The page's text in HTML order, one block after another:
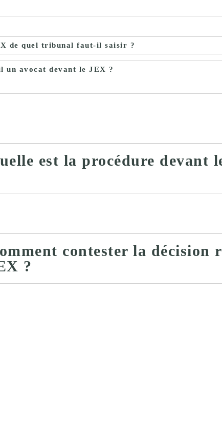
de quel tribunal faut-il saisir ?
un avocat devant le JEX ?
est la procédure devant
contester la décision
?